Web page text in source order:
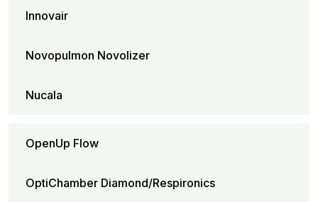
Innovair
Novopulmon Novolizer
Nucala
OpenUp Flow
OptiChamber Diamond/Respironics